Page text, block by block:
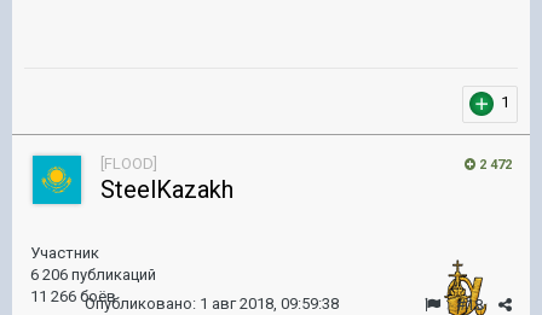
1
2 472
[FLOOD]
SteelKazakh
Участник
6 206 публикаций
11 266 боёв
#18
Опубликовано: 1 авг 2018, 09:59:38